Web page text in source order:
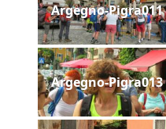
Argegno-Pigra011
Argegno-Pigra013